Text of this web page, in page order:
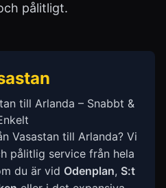
pålitligt.
till Arlanda – Snabbt &
Vasastan till Arlanda? Vi
pålitlig service från hela
du är vid Odenplan, S:t